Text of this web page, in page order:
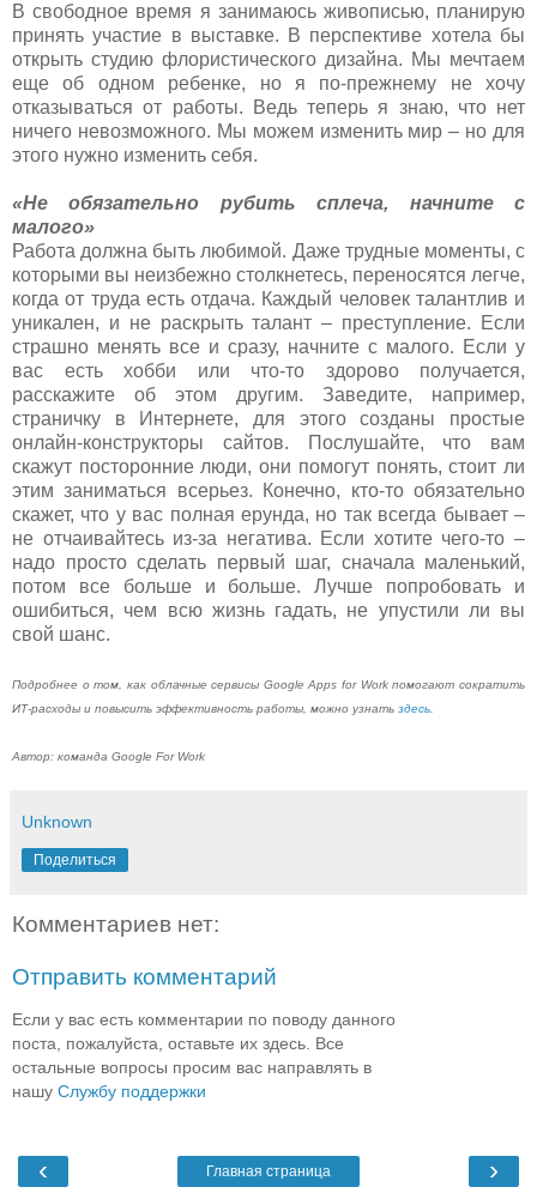
В свободное время я занимаюсь живописью, планирую
принять участие в выставке. В перспективе хотела бы
открыть студию флористического дизайна. Мы мечтаем
еще об одном ребенке, но я по-прежнему не хочу
отказываться от работы. Ведь теперь я знаю, что нет
ничего невозможного. Мы можем изменить мир – но для
этого нужно изменить себя.
«Не обязательно рубить сплеча, начните с
малого»
Работа должна быть любимой. Даже трудные моменты, с
которыми вы неизбежно столкнетесь, переносятся легче,
когда от труда есть отдача. Каждый человек талантлив и
уникален, и не раскрыть талант – преступление. Если
страшно менять все и сразу, начните с малого. Если у
вас есть хобби или что-то здорово получается,
расскажите об этом другим. Заведите, например,
страничку в Интернете, для этого созданы простые
онлайн-конструкторы сайтов. Послушайте, что вам
скажут посторонние люди, они помогут понять, стоит ли
этим заниматься всерьез. Конечно, кто-то обязательно
скажет, что у вас полная ерунда, но так всегда бывает –
не отчаивайтесь из-за негатива. Если хотите чего-то –
надо просто сделать первый шаг, сначала маленький,
потом все больше и больше. Лучше попробовать и
ошибиться, чем всю жизнь гадать, не упустили ли вы
свой шанс.
Подробнее о том, как облачные сервисы Google Apps for Work помогают сократить
ИТ-расходы и повысить эффективность работы, можно узнать здесь
Автор: команда Google For Work
Unknown
Поделиться
Комментариев нет:
Отправить комментарий
Если у вас есть комментарии по поводу данного
поста, пожалуйста, оставьте их здесь. Все
остальные вопросы просим вас направлять в
нашу Службу поддержки
‹ ›
Главная страница